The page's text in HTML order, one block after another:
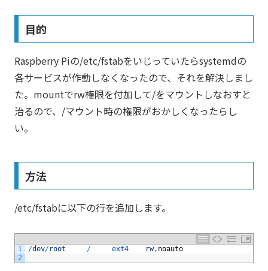
目的
Raspberry Piの/etc/fstabをいじっていたらsystemdの
各サービスが作動しなくなったので、それを解決しまし
た。mountでrw権限を付加して/をマウントしなおすと
治るので、/マウント時の権限がおかしくなったらし
い。
方法
/etc/fstabに以下の行を追加します。
1
2
/dev/root / ext4 rw, noauto